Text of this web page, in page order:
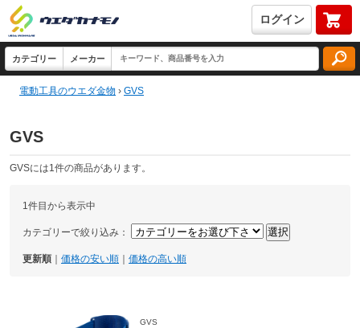
ログイン
電動工具のウエダ金物 › GVS
GVS
GVSには1件の商品があります。
1件目から表示中
カテゴリーで絞り込み：
更新順 価格の安い順 価格の高い順
GVS